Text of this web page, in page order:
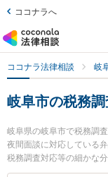
ココナラへ
ココナラ法律相談 岐
岐阜市の税務
岐阜県の岐阜市で税務調
夜間面談に対応している
税務調査対応等の細かな
法律事務所 岐阜事務所の